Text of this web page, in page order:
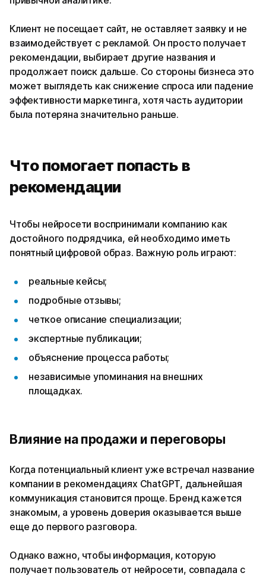
Клиент не посещает сайт, не оставляет заявку и не
взаимодействует с рекламой. Он просто получает
рекомендации, выбирает другие названия и
продолжает поиск дальше. Со стороны бизнеса это
может выглядеть как снижение спроса или падение
эффективности маркетинга, хотя часть аудитории
была потеряна значительно раньше.
Что помогает попасть в
рекомендации
Чтобы нейросети воспринимали компанию как
достойного подрядчика, ей необходимо иметь
понятный цифровой образ. Важную роль играют:
реальные кейсы;
подробные отзывы;
четкое описание специализации;
экспертные публикации;
объяснение процесса работы;
независимые упоминания на внешних
площадках.
Влияние на продажи и переговоры
Когда потенциальный клиент уже встречал название
компании в рекомендациях ChatGPT, дальнейшая
коммуникация становится проще. Бренд кажется
знакомым, а уровень доверия оказывается выше
еще до первого разговора.
Однако важно, чтобы информация, которую
получает пользователь от нейросети, совпадала с